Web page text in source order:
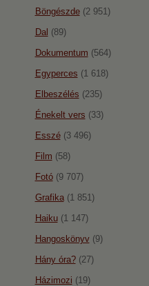
Böngészde(2 951)
Dal (89)
Dokumentum (564)
Egyperces (1 618)
Elbeszélés (235)
Énekelt vers (33)
Esszé(3 496)
Film (58)
Fotó(9 707)
Grafika(1 851)
Haiku(1 147)
Hangoskönyv(9)
Hány óra?(27)
Házimozi (19)